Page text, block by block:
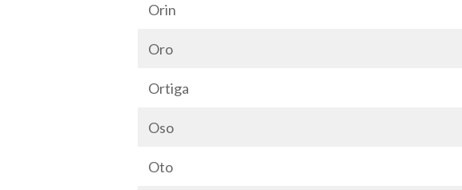
Orin
Oro
Ortiga
Oso
Oto